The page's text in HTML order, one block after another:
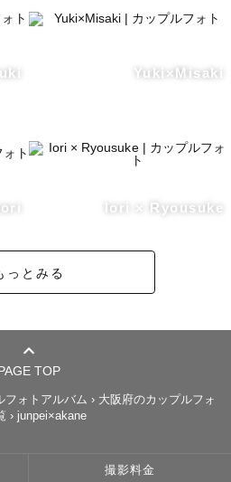
Yuki×Misaki
Iori × Ryousuke
っとみる
TOP
フォトアルバム › 大阪府のカップルフォ
› junpei×akane
撮影料金